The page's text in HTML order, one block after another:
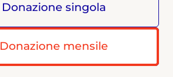
Donazione singola
Donazione mensile